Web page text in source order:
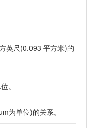
英尺(0.093 平方米)的
。
为单位)的关系。